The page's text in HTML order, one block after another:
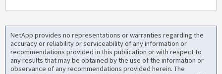
NetApp provides no representations or warranties regarding the
accuracy or reliability or serviceability of any information or
recommendations provided in this publication or with respect to
any results that may be obtained by the use of the information or
observance of any recommendations provided herein. The